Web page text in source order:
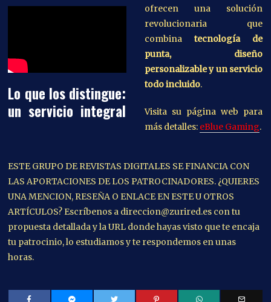
Lo que los distingue:
un servicio integral
ofrecen una solución
revolucionaria que
combina tecnología de
punta, diseño
personalizable y un servicio
todo incluido.
Visita su página web para
más detalles: eBlue Gaming.
ESTE GRUPO DE REVISTAS DIGITALES SE FINANCIA CON
LAS APORTACIONES DE LOS PATROCINADORES. ¿QUIERES
UNA MENCION, RESEÑA O ENLACE EN ESTE U OTROS
ARTÍCULOS? Escríbenos a direccion@zurired.es con tu
propuesta detallada y la URL donde hayas visto que te encaja
tu patrocinio, lo estudiamos y te respondemos en unas
horas.